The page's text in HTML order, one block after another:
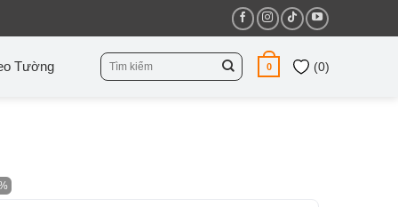
Tường
Tìm
kiếm:
0 (0)